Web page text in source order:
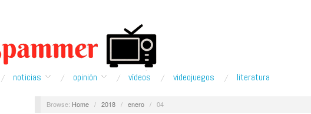
noticias opinión ví­deos videojuegos literatura
Browse: Home / 2018 / enero / 04